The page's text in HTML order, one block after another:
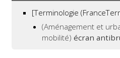
[Terminologie
(Aménagement et
mobilité)écran